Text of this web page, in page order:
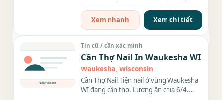
Xem nhanh
Xem chi tiết
Tin cũ / cần xác minh
Cần Thợ Nail In Waukesha WI
Waukesha, Wisconsin
Cần Thợ Nail Tiện nail ở vùng Waukesha
WI đang cần thợ. Lương ăn chia 6/4.